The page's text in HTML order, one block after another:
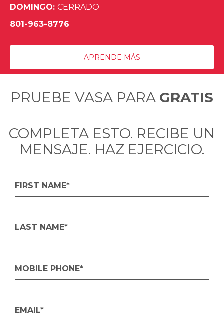
DOMINGO: CERRADO
801-963-8776
APRENDE MÁS
PRUEBE VASA PARA GRATIS
COMPLETA ESTO. RECIBE UN
MENSAJE. HAZ EJERCICIO.
FIRST NAME*
LAST NAME*
MOBILE PHONE*
EMAIL*